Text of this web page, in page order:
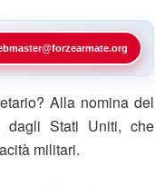
Alla nomina del
dagli Stati Uniti, che
militari.